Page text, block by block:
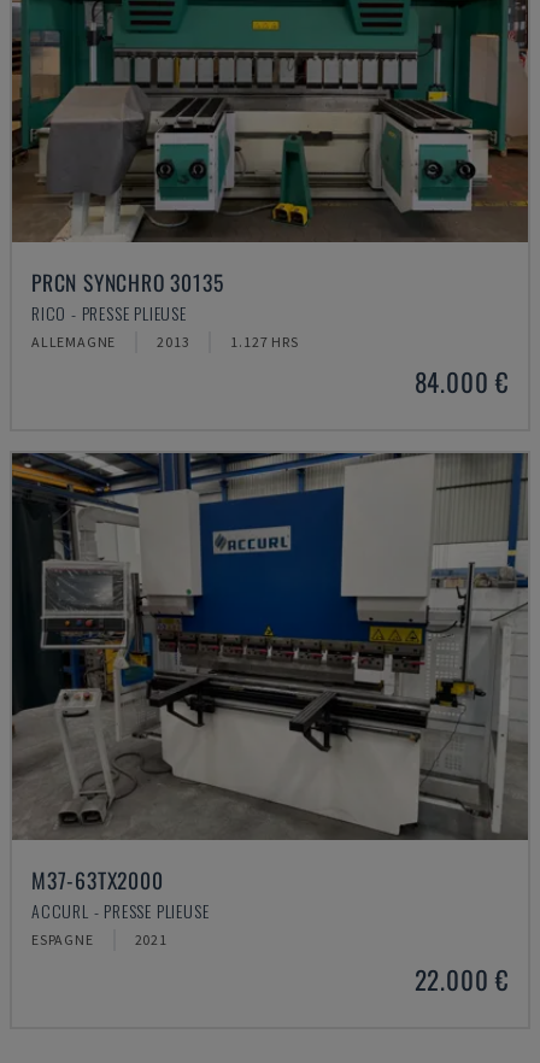
PRCN SYNCHRO 30135
RICO - PRESSE PLIEUSE
ALLEMAGNE 2013 1.127 HRS
84.000 €
M37-63TX2000
ACCURL - PRESSE PLIEUSE
ESPAGNE 2021
22.000 €